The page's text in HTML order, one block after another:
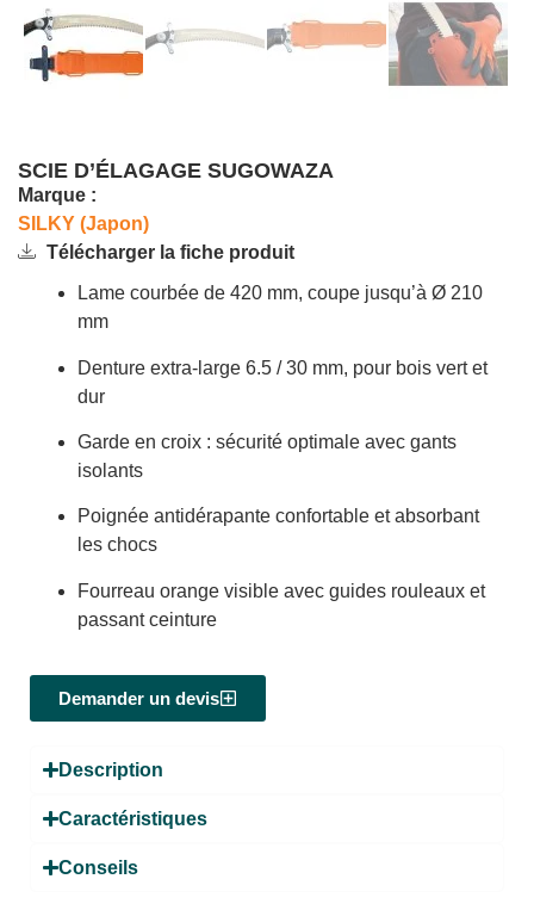
SCIE D’ÉLAGAGE SUGOWAZA
Marque :
SILKY (Japon)
Télécharger la fiche produit
Lame courbée de 420 mm, coupe jusqu’à Ø 210
mm
Denture extra-large 6.5 / 30 mm, pour bois vert et
dur
Garde en croix : sécurité optimale avec gants
isolants
Poignée antidérapante confortable et absorbant
les chocs
Fourreau orange visible avec guides rouleaux et
passant ceinture
Demander un devis
Description
Caractéristiques
Conseils